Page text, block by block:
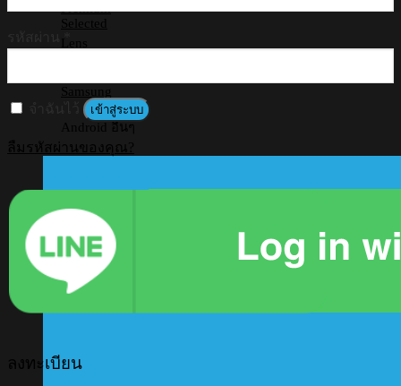
Premium
Selected
Lens
Samsung
Android อื่นๆ
รหัสผ่าน
เข้าสู่ระบบ
ลืมรหัสผ่านของคุณ?
ลงทะเบียน